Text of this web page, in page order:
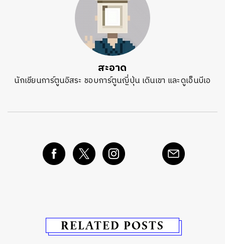
สะอาด
นักเขียนการ์ตูนอิสระ ชอบการ์ตูนญี่ปุ่น เดินเขา และดูเอ็นบีเอ
RELATED POSTS
TWEET LINE